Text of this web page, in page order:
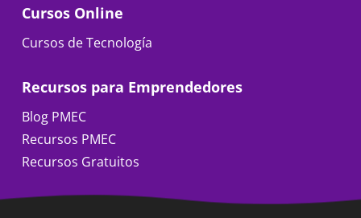
Cursos Online
Cursos de Tecnología
Recursos para Emprendedores
Blog PMEC
Recursos PMEC
Recursos Gratuitos